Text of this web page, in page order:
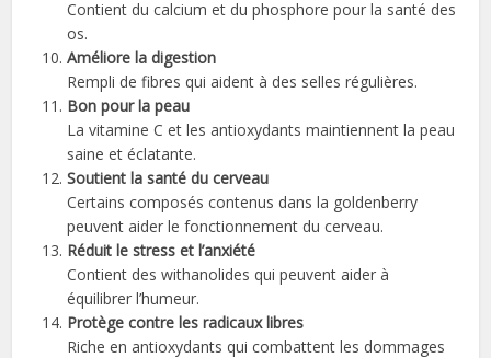
Contient du calcium et du phosphore pour la santé des
os.
Améliore la digestion
Rempli de fibres qui aident à des selles régulières.
Bon pour la peau
La vitamine C et les antioxydants maintiennent la peau
saine et éclatante.
Soutient la santé du cerveau
Certains composés contenus dans la goldenberry
peuvent aider le fonctionnement du cerveau.
Réduit le stress et l’anxiété
Contient des withanolides qui peuvent aider à
équilibrer l’humeur.
Protège contre les radicaux libres
Riche en antioxydants qui combattent les dommages